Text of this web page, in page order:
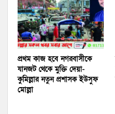
প্রথম কাজ হবে নগরবাসীকে
যানজট থেকে মুক্তি দেয়া-
কুমিল্লার নতুন প্রশাসক ইউসুফ
মোল্লা